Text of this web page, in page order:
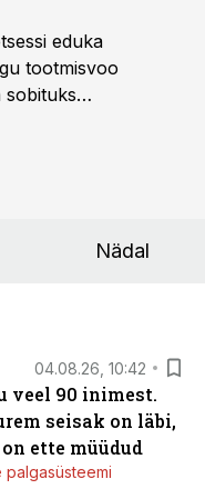
eduka
tootmisvoo
sobituks
Nädal
04.08.26, 10:42
veel 90 inimest.
seisak on läbi,
ette müüdud
palgasüsteemi